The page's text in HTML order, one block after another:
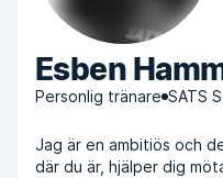
Esben
Personlig tränare SATS
Jag är en ambitiös och
där du är, hjälper dig